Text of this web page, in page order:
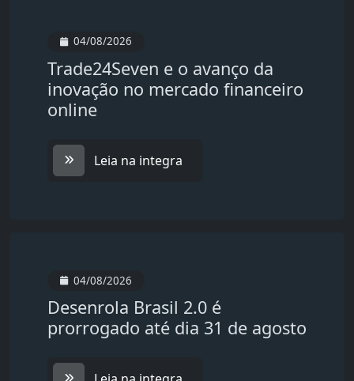
04/08/2026
Trade24Seven e o avanço da
inovação no mercado financeiro
online
Leia na integra
04/08/2026
Desenrola Brasil 2.0 é
prorrogado até dia 31 de agosto